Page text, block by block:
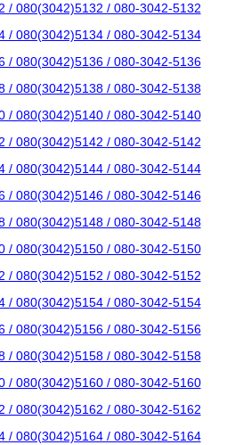
/ 080(3042)5132 / 080-3042-5132
/ 080(3042)5134 / 080-3042-5134
/ 080(3042)5136 / 080-3042-5136
/ 080(3042)5138 / 080-3042-5138
/ 080(3042)5140 / 080-3042-5140
/ 080(3042)5142 / 080-3042-5142
/ 080(3042)5144 / 080-3042-5144
/ 080(3042)5146 / 080-3042-5146
/ 080(3042)5148 / 080-3042-5148
/ 080(3042)5150 / 080-3042-5150
/ 080(3042)5152 / 080-3042-5152
/ 080(3042)5154 / 080-3042-5154
/ 080(3042)5156 / 080-3042-5156
/ 080(3042)5158 / 080-3042-5158
/ 080(3042)5160 / 080-3042-5160
/ 080(3042)5162 / 080-3042-5162
/ 080(3042)5164 / 080-3042-5164